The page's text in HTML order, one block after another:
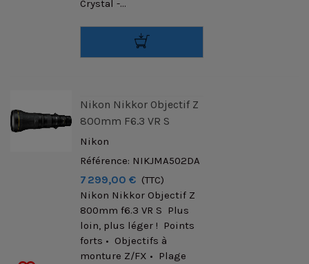
Crystal -...
Nikon Nikkor Objectif Z
800mm F6.3 VR S
Nikon
Référence: NIKJMA502DA
7 299,00 € (TTC)
Nikon Nikkor Objectif Z
800mm f6.3 VR S Plus
loin, plus léger ! Points
forts • Objectifs à
monture Z/FX • Plage